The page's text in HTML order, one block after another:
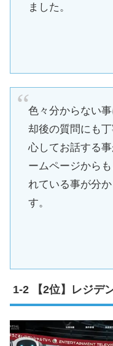
ました。
色々分からない
却後の質問にも
心してお話する
ームページから
れている事が分
す。
【2位】レジデ